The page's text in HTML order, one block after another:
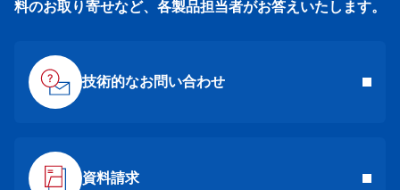
料のお取り寄せなど、各製品担当者がお答えいたします。
技術的なお問い合わせ
資料請求